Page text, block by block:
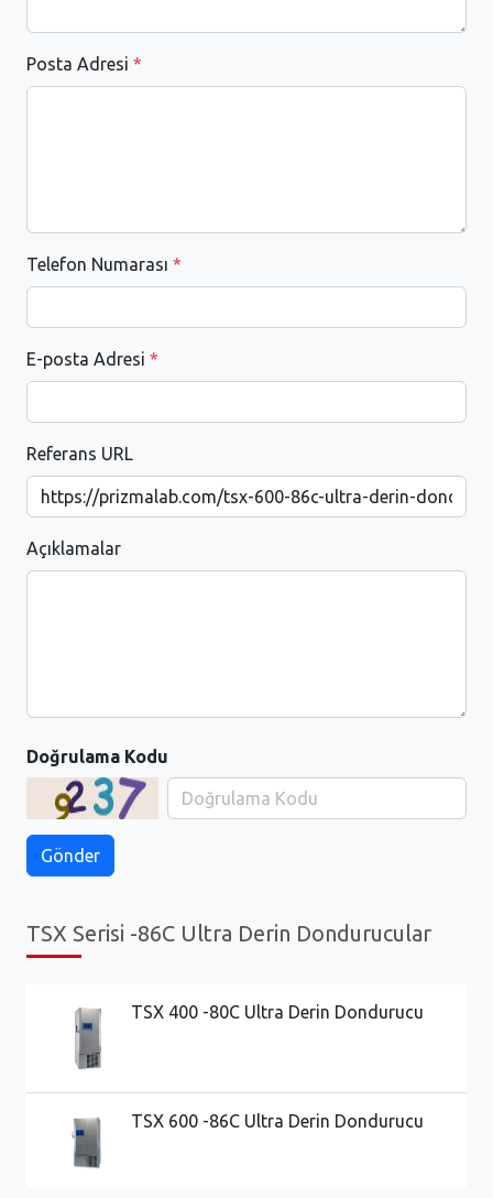
Posta Adresi *
Telefon Numarası *
E-posta Adresi *
Referans URL
Açıklamalar
Doğrulama Kodu
TSX Serisi -86C Ultra Derin Dondurucular
TSX 400 -80C Ultra Derin Dondurucu
TSX 600 -86C Ultra Derin Dondurucu